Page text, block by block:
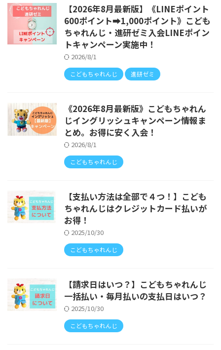
【2026年8月最新版】《LINEポイント
600ポイント➡1,000ポイント》こども
ちゃれんじ・進研ゼミ入会LINEポイン
トキャンペーン実施中！
2026/8/1
こどもちゃれんじ 進研ゼミ
《2026年8月最新版》こどもちゃれん
じイングリッシュキャンペーン情報ま
とめ。お得に安く入会！
2026/8/1
こどもちゃれんじ
【支払い方法は全部で４つ！】こども
ちゃれんじはクレジットカード払いが
お得！
2025/10/30
こどもちゃれんじ
【請求日はいつ？】こどもちゃれんじ
一括払い・毎月払いの支払日はいつ？
2025/10/30
こどもちゃれんじ